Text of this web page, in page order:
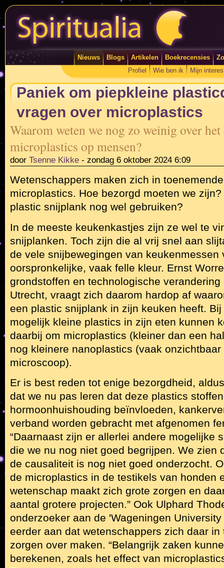
Nieuws Blogs Artikelen Boekrecensies
Profiel
Wie ben ik Mijn
Paniek om piepkleine
vragen over microplastics
Waarom weten we nog zo weinig over
microplastics op mensen?
door Tsenne Kikke - zondag 6 oktober 2024 6:09
Wetenschappers maken zich in
microplastics. Hoe bezorgd moeten we
plastic snijplank nog wel gebruiken?
In de meeste keukenkastjes zijn ze wel te
snijplanken. Toch zijn die al vrij snel aan
de vele snijbewegingen van keukenmessen
oorspronkelijke, vaak felle kleur. Ernst
grondstoffen en technologische
Utrecht, vraagt zich daarom hardop af
een plastic snijplank in zijn keuken heeft.
mogelijk kleine plastics in zijn eten kunnen
daarbij om microplastics (kleiner dan een
nog kleinere nanoplastics (vaak onzichtbaar
microscoop).
Er is best reden tot enige bezorgdheid,
dat we nu pas leren dat deze plastics
hormoonhuishouding beïnvloeden,
verband worden gebracht met afgenomen
“Daarnaast zijn er allerlei andere mogelijke
die we nu nog niet goed begrijpen. We zien
de causaliteit is nog niet goed onderzocht.
de microplastics in de testikels van honden
wetenschap maakt zich grote zorgen en
aantal grotere projecten.” Ook Ulphard
onderzoeker aan de 'Wageningen
eerder aan dat wetenschappers zich daar
zorgen over maken. “Belangrijk zaken
berekenen, zoals het effect van